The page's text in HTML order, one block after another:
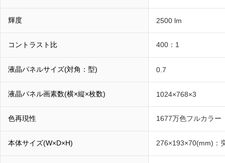
輝度 2500 lm
コントラスト比 400：1
液晶パネルサイズ(対角：型) 0.7
液晶パネル画素数(横×縦×枚数) 1024×768×3
色再現性 1677万色フルカラー
本体サイズ(W×D×H) 276×193×70(mm)：